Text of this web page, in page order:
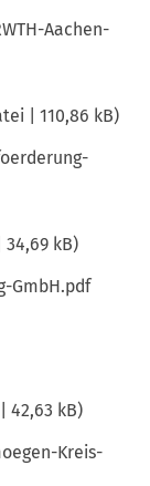
Aachen-
110,86 kB
34,69 kB
GmbH.pdf
42,63 kB
Kreis-